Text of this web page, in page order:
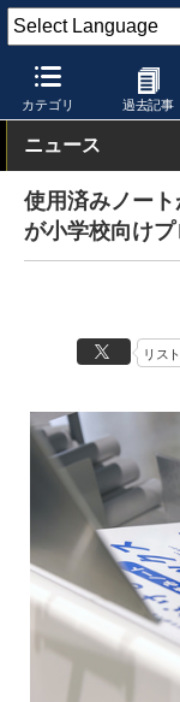
カテゴリ 過去記事
こどもとIT 製品・
ニュース
使用済みノー
が小学校向け
リスト